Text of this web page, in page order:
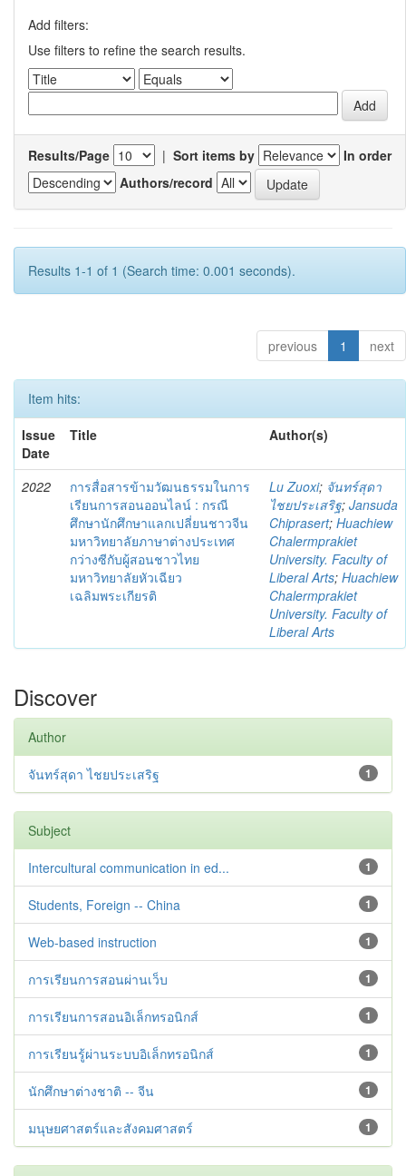
Add filters:
Use filters to refine the search results.
Results/Page | Sort items by
In order
Authors/record
Results 1-1 of 1 (Search time: 0.001 seconds).
previous 1 next
Item hits:
Issue
Date
Title Author(s)
2022
การสื่อสารข้ามวัฒนธรรมในการ
เรียนการสอนออนไลน์ : กรณี
ศึกษานักศึกษาแลกเปลี่ยนชาวจีน
มหาวิทยาลัยภาษาต่างประเทศ
กว่างซีกับผู้สอนชาวไทย
มหาวิทยาลัยหัวเฉียว
เฉลิมพระเกียรติ
Lu Zuoxi; จันทร์สุดา
ไชยประเสริฐ; Jansuda
Chiprasert; Huachiew
Chalermprakiet
University. Faculty of
Liberal Arts; Huachiew
Chalermprakiet
University. Faculty of
Liberal Arts
Discover
Author
1
จันทร์สุดา ไชยประเสริฐ
Subject
1
Intercultural communication in ed...
1
Students, Foreign -- China
1
Web-based instruction
1
การเรียนการสอนผ่านเว็บ
1
การเรียนการสอนอิเล็กทรอนิกส์
1
การเรียนรู้ผ่านระบบอิเล็กทรอนิกส์
1
นักศึกษาต่างชาติ -- จีน
1
มนุษยศาสตร์และสังคมศาสตร์